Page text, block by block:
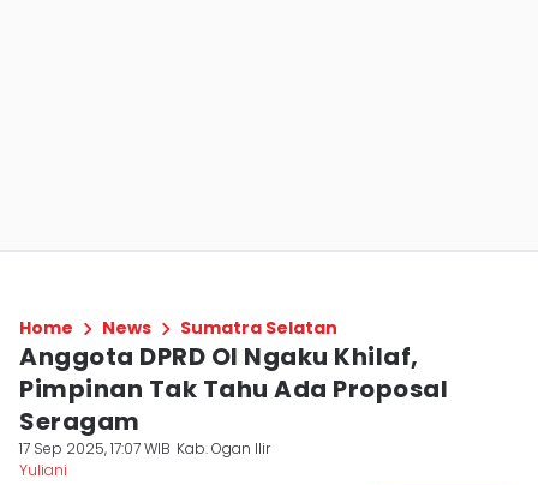
Home News Sumatra Selatan
Anggota DPRD OI Ngaku Khilaf,
Pimpinan Tak Tahu Ada Proposal
Seragam
17 Sep 2025, 17:07 WIB Kab. Ogan Ilir
Yuliani